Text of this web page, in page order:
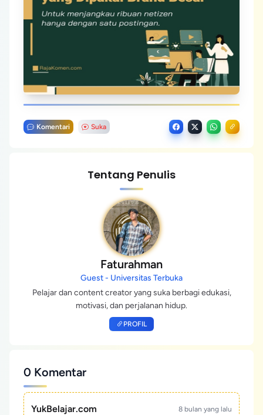
Komentari Suka
Tentang Penulis
Faturahman
Guest - Universitas Terbuka
Pelajar dan content creator yang suka berbagi edukasi,
motivasi, dan perjalanan hidup.
PROFIL
0 Komentar
YukBelajar.com 8 bulan yang lalu